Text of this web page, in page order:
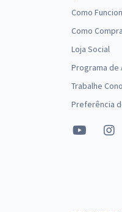
Como
Como
Loja Social
Programa de
Trabalhe
Preferência